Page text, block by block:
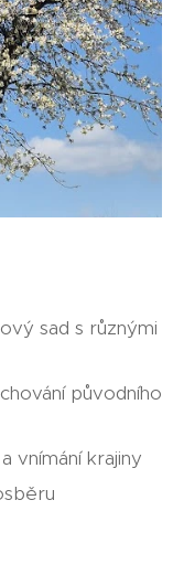
sad s různými
původního
vnímání krajiny